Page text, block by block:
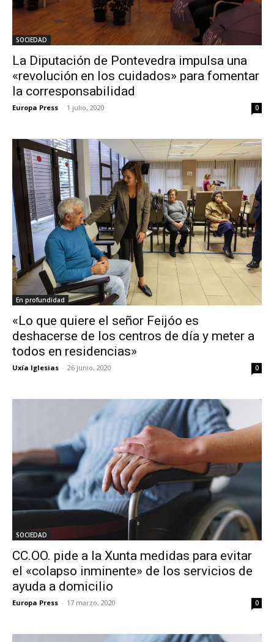
SOCIEDAD
La Diputación de Pontevedra impulsa una
«revolución en los cuidados» para fomentar
la corresponsabilidad
Europa Press - 1 julio, 2020 0
En profundidad
«Lo que quiere el señor Feijóo es
deshacerse de los centros de día y meter a
todos en residencias»
Uxía Iglesias - 26 junio, 2020 0
SOCIEDAD
CC.OO. pide a la Xunta medidas para evitar
el «colapso inminente» de los servicios de
ayuda a domicilio
Europa Press - 17 marzo, 2020 0